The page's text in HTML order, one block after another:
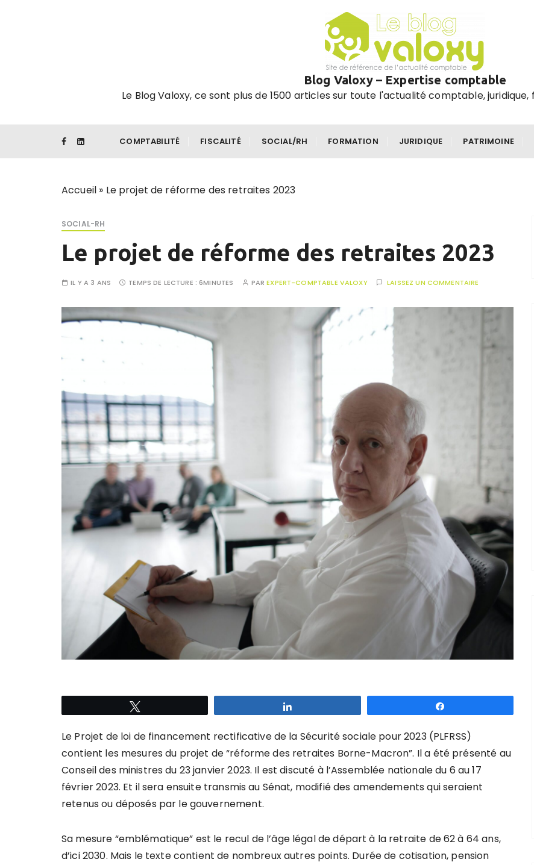
Blog Valoxy – Expertise comptable
Le Blog Valoxy, ce sont plus de 1500 articles sur toute l'actualité comptable,
COMPTABILITÉ FISCALITÉ SOCIAL/RH FORMATION JURIDIQUE PATRIMOINE
Accueil » Le projet de réforme des retraites 2023
SOCIAL-RH
Le projet de réforme des retraites 2023
IL Y A 3 ANS TEMPS DE LECTURE :6MINUTES PAREXPERT-COMPTABLE VALOXY LAISSEZ UN COMMENTAIRE
Le Projet de loi de financement rectificative de la Sécurité sociale pour 2023 (PLFRSS)
contient les mesures du projet de “réforme des retraites Borne-Macron”. Il a été présenté au
Conseil des ministres du 23 janvier 2023. Il est discuté à l’Assemblée nationale du 6 au 17
février 2023. Et il sera ensuite transmis au Sénat, modifié des amendements qui seraient
retenus ou déposés par le gouvernement.
Sa mesure “emblématique” est le recul de l’âge légal de départ à la retraite de 62 à 64 ans,
d’ici 2030. Mais le texte contient de nombreux autres points. Durée de cotisation, pension